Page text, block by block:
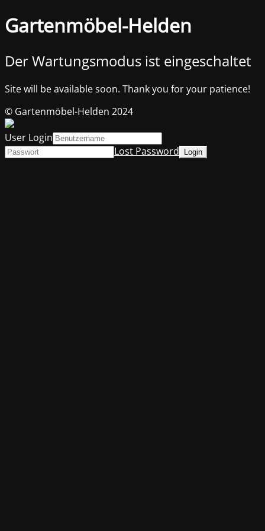
Gartenmöbel-Helden
Der Wartungsmodus ist eingeschaltet
Site will be available soon. Thank you for your patience!
© Gartenmöbel-Helden 2024
User Login
Lost Password